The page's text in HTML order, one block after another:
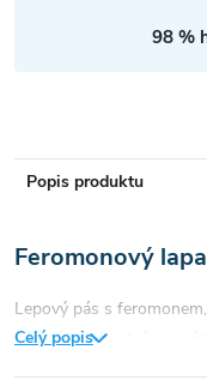
98 %
Popis produktu
Feromonový
Lepový pás s
účinný a jednoduše
Celý popis